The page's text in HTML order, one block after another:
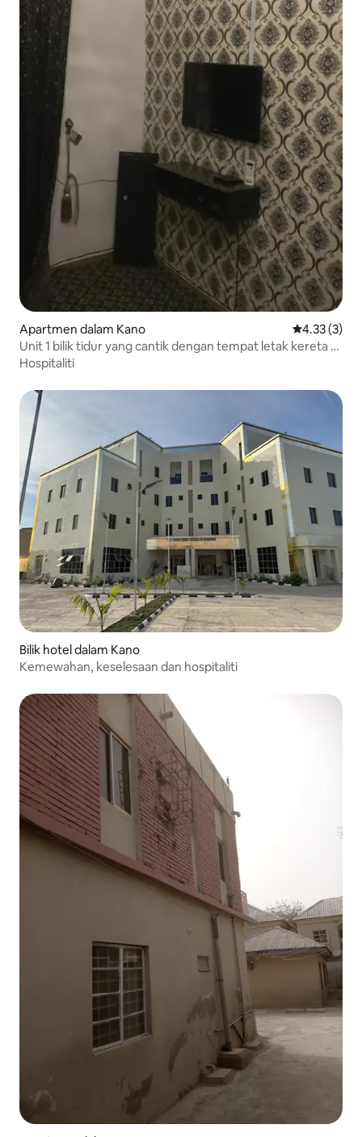
Apartmen dalam Kano Penarafan
4.33 (3)
Unit 1 bilik tidur yang cantik dengan tempat letak kereta di
premis
Hospitaliti
Bilik hotel dalam Kano
Kemewahan, keselesaan dan hospitaliti